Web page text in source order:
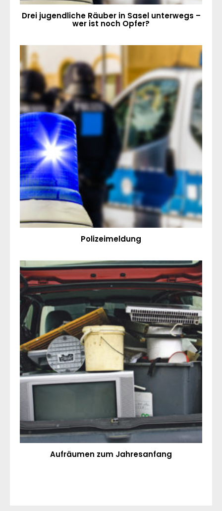
Drei jugendliche Räuber in Sasel unterwegs –
wer ist noch Opfer?
Polizeimeldung
Aufräumen zum Jahresanfang